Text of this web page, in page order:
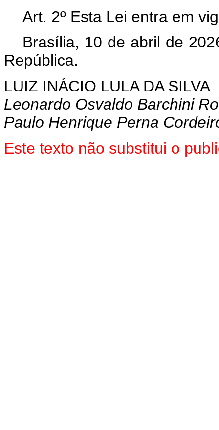
Art. 2ºEsta Lei entra em
Brasília, 10 de abril de
República.
LUIZ INÁCIO LULA DA SILVA
Leonardo Osvaldo Barchini
Paulo Henrique Perna
Este texto não substitui o